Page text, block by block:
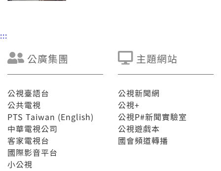
:::
公廣集團
公視臺語台
公共電視
PTS Taiwan (English)
中華電視公司
客家電視台
國際影音平台
小公視
主題網站
公視新聞網
公視+
公視P#新聞實驗室
公視遊戲本
國會頻道轉播